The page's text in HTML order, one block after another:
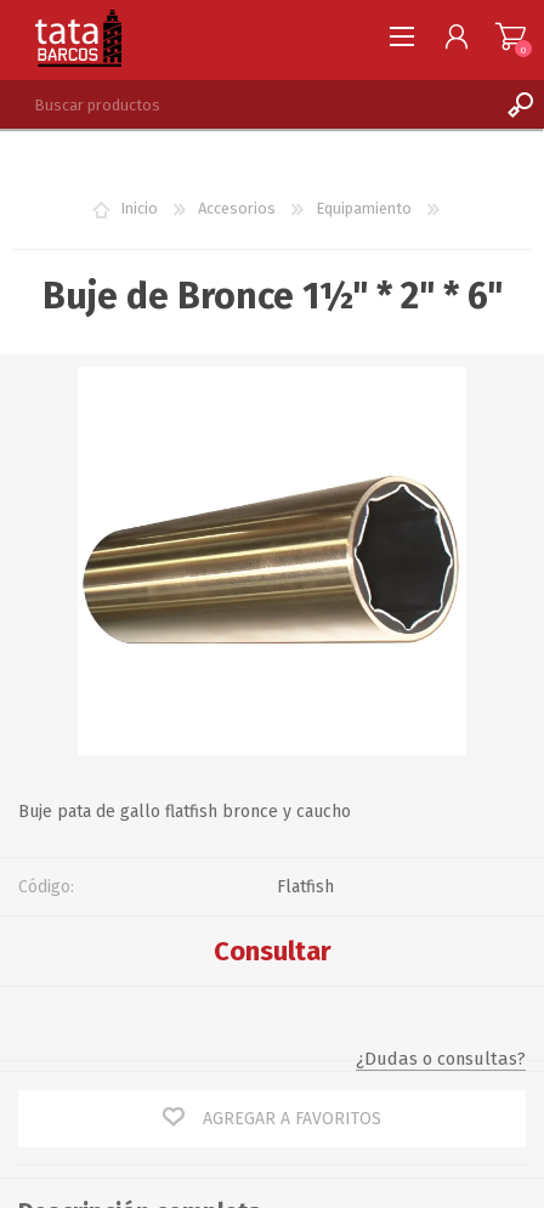
LISTA DE DESEOS
0
Inicio Accesorios Equipamiento
Buje de Bronce 1½" * 2" * 6"
Buje pata de gallo flatfish bronce y caucho
Código: Flatfish
Consultar
¿Dudas o consultas?
AGREGAR A FAVORITOS